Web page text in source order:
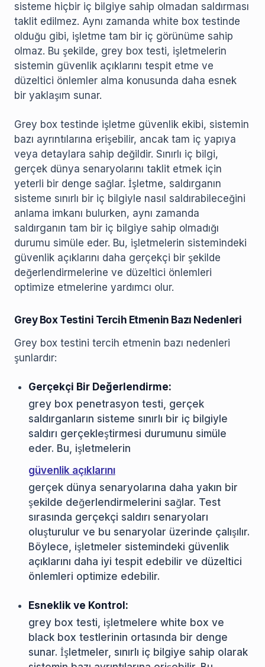
sisteme hiçbir iç bilgiye sahip olmadan saldırması
taklit edilmez. Aynı zamanda white box testinde
olduğu gibi, işletme tam bir iç görünüme sahip
olmaz. Bu şekilde, grey box testi, işletmelerin
sistemin güvenlik açıklarını tespit etme ve
düzeltici önlemler alma konusunda daha esnek
bir yaklaşım sunar.
Grey box testinde işletme güvenlik ekibi, sistemin
bazı ayrıntılarına erişebilir, ancak tam iç yapıya
veya detaylara sahip değildir. Sınırlı iç bilgi,
gerçek dünya senaryolarını taklit etmek için
yeterli bir denge sağlar. İşletme, saldırganın
sisteme sınırlı bir iç bilgiyle nasıl saldırabileceğini
anlama imkanı bulurken, aynı zamanda
saldırganın tam bir iç bilgiye sahip olmadığı
durumu simüle eder. Bu, işletmelerin sistemindeki
güvenlik açıklarını daha gerçekçi bir şekilde
değerlendirmelerine ve düzeltici önlemleri
optimize etmelerine yardımcı olur.
Grey Box Testini Tercih Etmenin Bazı Nedenleri
Grey box testini tercih etmenin bazı nedenleri
şunlardır:
Gerçekçi Bir Değerlendirme:
grey box penetrasyon testi, gerçek
saldırganların sisteme sınırlı bir iç bilgiyle
saldırı gerçekleştirmesi durumunu simüle
eder. Bu, işletmelerin
güvenlik açıklarını
gerçek dünya senaryolarına daha yakın bir
şekilde değerlendirmelerini sağlar. Test
sırasında gerçekçi saldırı senaryoları
oluşturulur ve bu senaryolar üzerinde çalışılır.
Böylece, işletmeler sistemindeki güvenlik
açıklarını daha iyi tespit edebilir ve düzeltici
önlemleri optimize edebilir.
Esneklik ve Kontrol:
grey box testi, işletmelere white box ve
black box testlerinin ortasında bir denge
sunar. İşletmeler, sınırlı iç bilgiye sahip olarak